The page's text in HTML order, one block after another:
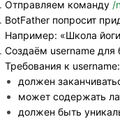
Отправляем команду /
BotFather попросит
Например: «Школа
Создаём username для
Требования к username:
должен
может содержать
должен быть